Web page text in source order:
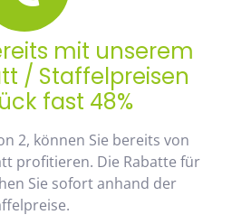
mit unserem
/ Staffelpreisen
fast 48%
2, können Sie bereits von
profitieren. Die Rabatte für
Sie sofort anhand der